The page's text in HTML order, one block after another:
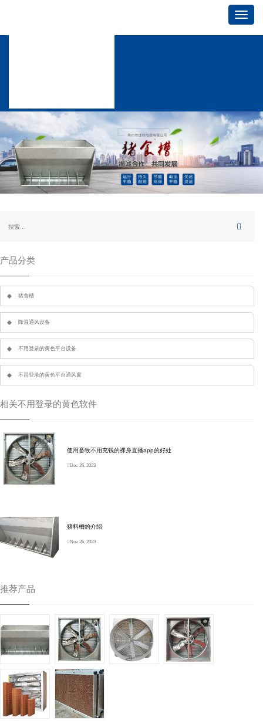
产品分类
猪食槽
降温通风设备
不用登录的黄色平台设备
不用登录的黄色平台通风窗
相关不用登录的黄色软件
使用畜牧不用充钱的裸身直播app的好处
Dec 26, 2023
猪料槽的介绍
Nov 26, 2023
推荐产品